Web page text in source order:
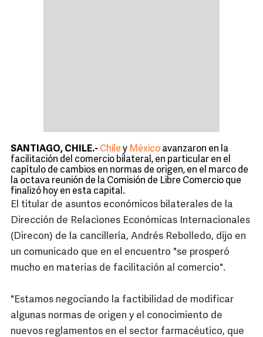
SANTIAGO, CHILE.- Chile y México avanzaron en la
facilitación del comercio bilateral, en particular en el
capítulo de cambios en normas de origen, en el marco de
la octava reunión de la Comisión de Libre Comercio que
finalizó hoy en esta capital.
El titular de asuntos económicos bilaterales de la
Dirección de Relaciones Económicas Internacionales
(Direcon) de la cancillería, Andrés Rebolledo, dijo en
un comunicado que en el encuentro "se prosperó
mucho en materias de facilitación al comercio".
"Estamos negociando la factibilidad de modificar
algunas normas de origen y el conocimiento de
nuevos reglamentos en el sector farmacéutico, que